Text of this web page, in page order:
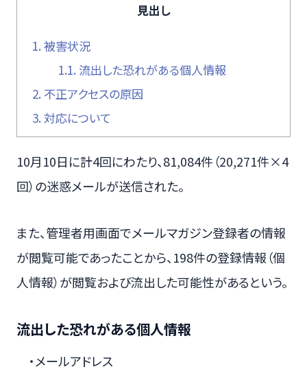
見出し
1. 被害状況
1.1. 流出した恐れがある個人情報
2. 不正アクセスの原因
3. 対応について
10月10日に計4回にわたり、81,084件（20,271件×4
回）の迷惑メールが送信された。
また、管理者用画面でメールマガジン登録者の情報
が閲覧可能であったことから、198件の登録情報（個
人情報）が閲覧および流出した可能性があるという。
流出した恐れがある個人情報
・メールアドレス